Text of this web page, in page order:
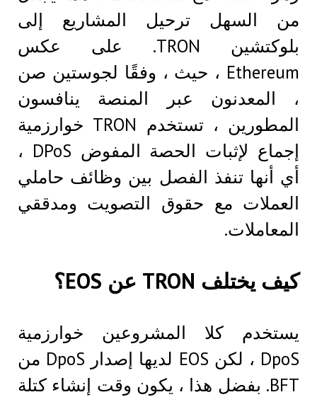
من السهل ترحيل المشاريع إلى
بلوكتشين TRON. على عكس
Ethereum ، حيث ، وفقًا لجوستين صن
، المعدنون عبر المنصة ينافسون
المطورين ، تستخدم TRON خوارزمية
إجماع لإثبات الحصة المفوض DPoS ،
أي أنها تنفذ الفصل بين وظائف حاملي
العملات مع حقوق التصويت ومدققي
المعاملات.
كيف يختلف TRON عن EOS؟
يستخدم كلا المشروعين خوارزمية
DpoS ، لكن EOS لديها إصدار DpoS من
BFT. بفضل هذا ، يكون وقت إنشاء كتلة